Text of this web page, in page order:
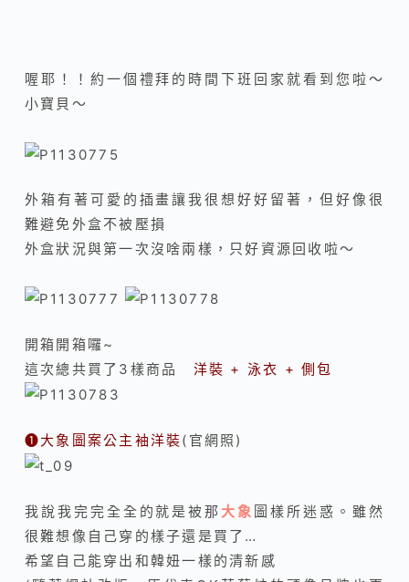
喔耶！！約一個禮拜的時間下班回家就看到您啦～
小寶貝～
外箱有著可愛的插畫讓我很想好好留著，但好像很
難避免外盒不被壓損
外盒狀況與第一次沒啥兩樣，只好資源回收啦～
開箱開箱囉~
這次總共買了3樣商品 洋裝 + 泳衣 + 側包
❶大象圖案公主袖洋裝(官網照)
我說我完完全全的就是被那 大象 圖樣所迷惑。雖然
很難想像自己穿的樣子還是買了…
希望自己能穿出和韓妞一樣的清新感